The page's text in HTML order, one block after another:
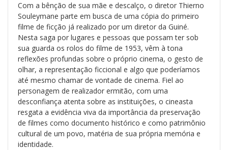
Com a bênção de sua mãe e descalço, o diretor Thierno
Souleymane parte em busca de uma cópia do primeiro
filme de ficção já realizado por um diretor da Guiné.
Nesta saga por lugares e pessoas que possam ter sob
sua guarda os rolos do filme de 1953, vêm à tona
reflexões profundas sobre o próprio cinema, o gesto de
olhar, a representação ficcional e algo que poderíamos
até mesmo chamar de vontade de cinema. Fiel ao
personagem de realizador ermitão, com uma
desconfiança atenta sobre as instituições, o cineasta
resgata a evidência viva da importância da preservação
de filmes como documento histórico e como patrimônio
cultural de um povo, matéria de sua própria memória e
identidade.